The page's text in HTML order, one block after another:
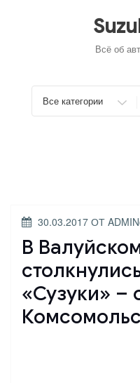
Всё об
Искать
ОПУБЛИКОВАНО
30.03.2017 ОТ
В
«Сузуки» –